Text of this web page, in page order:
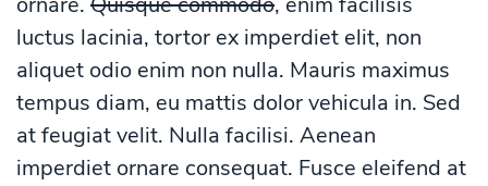
luctus lacinia, tortor ex imperdiet elit, non
aliquet odio enim non nulla. Mauris maximus
tempus diam, eu mattis dolor vehicula in. Sed
at feugiat velit. Nulla facilisi. Aenean
imperdiet ornare consequat. Fusce eleifend at